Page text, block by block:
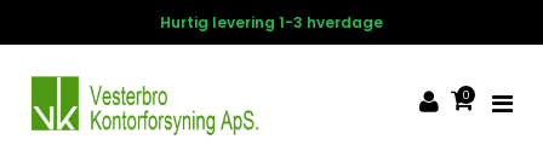
Hurtig levering 1-3 hverdage
0